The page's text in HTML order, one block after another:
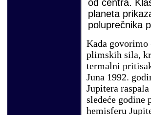
od centra.
planeta
poluprečnika
Kada govorimo
plimskih sila,
termalni
Juna 1992.
Jupitera
sledeće
hemisferu